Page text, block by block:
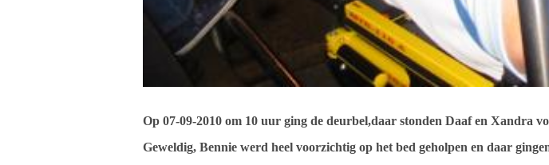
Op 07-09-2010 om 10 uur ging de deurbel,daar stonden Daaf en Xandra
Geweldig, Bennie werd heel voorzichtig op het bed geholpen en daar